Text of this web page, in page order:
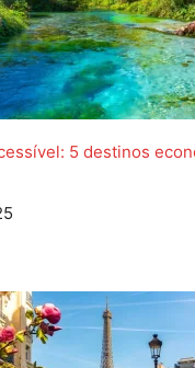
5 destinos